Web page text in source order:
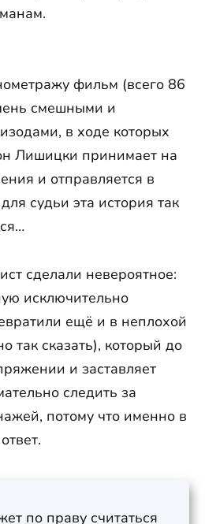
фильм (всего 86
смешными и
в ходе которых
Лишицки принимает на
и отправляется в
судьи эта история так
сделали невероятное:
исключительно
ещё и в неплохой
так сказать), который до
и заставляет
следить за
потому что именно в
по праву считаться